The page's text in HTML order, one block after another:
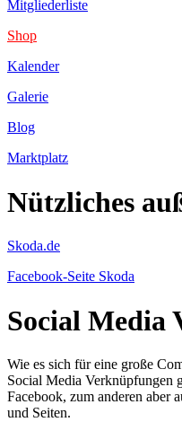
Mitgliederliste
Shop
Kalender
Galerie
Blog
Marktplatz
Nützliches
Skoda.de
Facebook-Seite Skoda
Social Media
Wie es sich für eine große
Social Media Verknüpfungen
Facebook, zum anderen aber
und Seiten.